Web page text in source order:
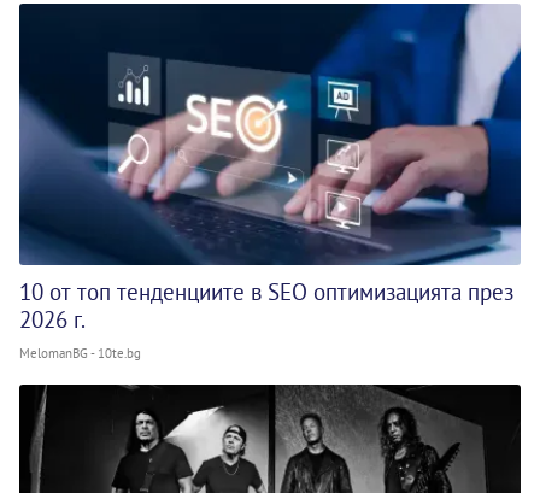
10 от топ тенденциите в SEO оптимизацията през
2026 г.
MelomanBG - 10te.bg